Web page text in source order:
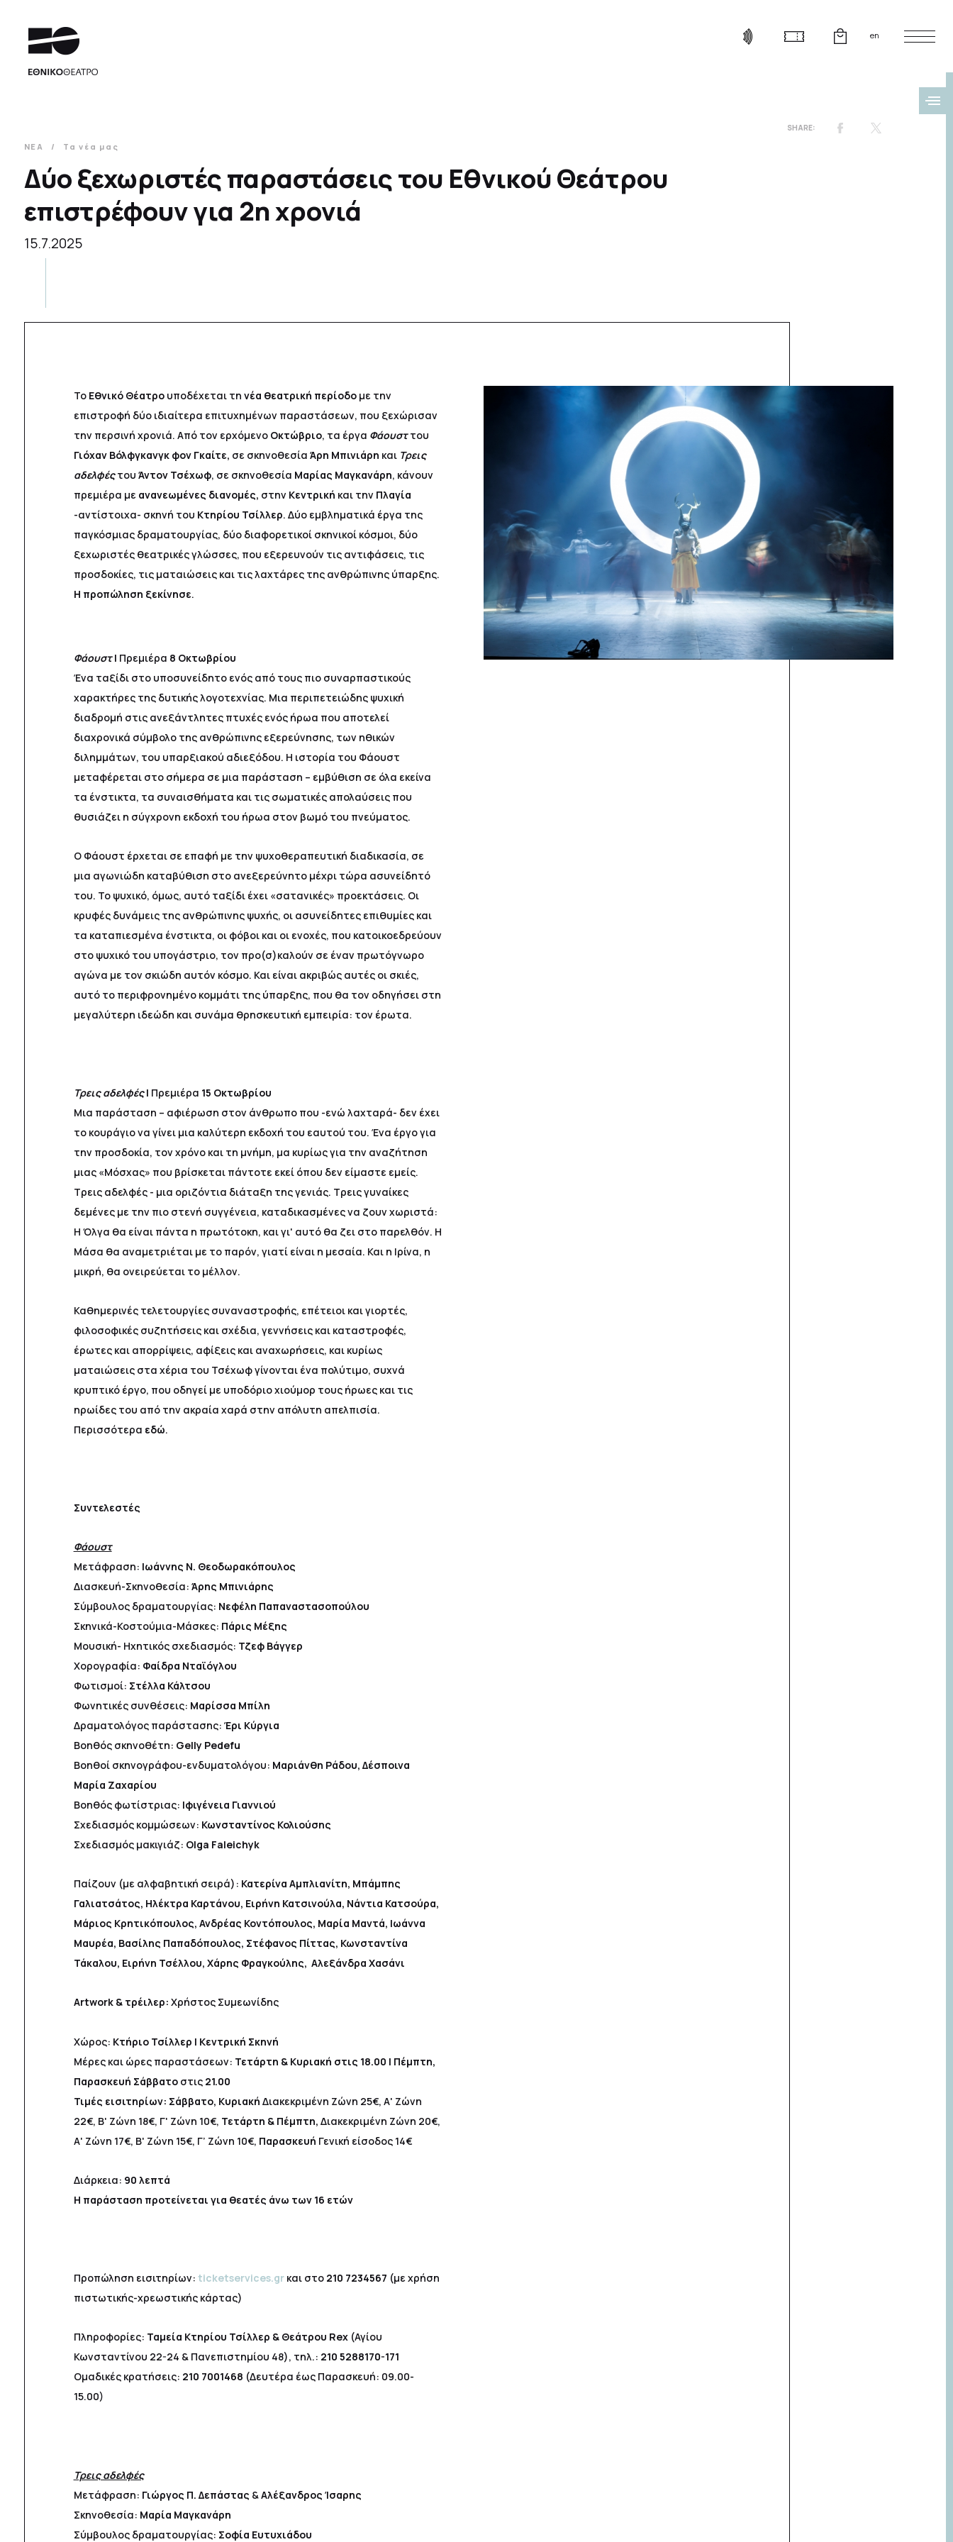
en
ΝΕΑ Τα νέα μας
Δύο ξεχωριστές παραστάσεις του Εθνικού Θεάτρου
επιστρέφουν για 2η χρονιά
15.7.2025
Το Εθνικό Θέατρουποδέχεται τη νέα θεατρική περίοδομε την
επιστροφή δύο ιδιαίτερα επιτυχημένων παραστάσεων, που ξεχώρισαν
την περσινή χρονιά. Από τον ερχόμενο Οκτώβριο, τα έργα Φάουσττου
Γιόχαν Βόλφγκανγκ φον Γκαίτε, σε σκηνοθεσία Άρη Μπινιάρη και Τρεις
αδελφέςτου Άντον Τσέχωφ, σε σκηνοθεσία Μαρίας Μαγκανάρη, κάνουν
πρεμιέρα με ανανεωμένες διανομές, στην Κεντρική και την Πλαγία
-αντίστοιχα- σκηνή του Κτηρίου Τσίλλερ. Δύο εμβληματικά έργα της
παγκόσμιας δραματουργίας, δύο διαφορετικοί σκηνικοί κόσμοι, δύο
ξεχωριστές θεατρικές γλώσσες, που εξερευνούν τις αντιφάσεις, τις
προσδοκίες, τις ματαιώσεις και τις λαχτάρες της ανθρώπινης ύπαρξης.
Η προπώληση ξεκίνησε.
Φάουστ| Πρεμιέρα 8 Οκτωβρίου
Ένα ταξίδι στο υποσυνείδητο ενός από τους πιο συναρπαστικούς
χαρακτήρες της δυτικής λογοτεχνίας. Μια περιπετειώδης ψυχική
διαδρομή στις ανεξάντλητες πτυχές ενός ήρωα που αποτελεί
διαχρονικά σύμβολο της ανθρώπινης εξερεύνησης, των ηθικών
διλημμάτων, του υπαρξιακού αδιεξόδου. Η ιστορία του Φάουστ
μεταφέρεται στο σήμερα σε μια παράσταση – εμβύθιση σε όλα εκείνα
τα ένστικτα, τα συναισθήματα και τις σωματικές απολαύσεις που
θυσιάζει η σύγχρονη εκδοχή του ήρωα στον βωμό του πνεύματος.
Ο Φάουστ έρχεται σε επαφή με την ψυχοθεραπευτική διαδικασία, σε
μια αγωνιώδη καταβύθιση στο ανεξερεύνητο μέχρι τώρα ασυνείδητό
του. Το ψυχικό, όμως, αυτό ταξίδι έχει «σατανικές» προεκτάσεις. Οι
κρυφές δυνάμεις της ανθρώπινης ψυχής, οι ασυνείδητες επιθυμίες και
τα καταπιεσμένα ένστικτα, οι φόβοι και οι ενοχές, που κατοικοεδρεύουν
στο ψυχικό του υπογάστριο, τον προ(σ)καλούν σε έναν πρωτόγνωρο
αγώνα με τον σκιώδη αυτόν κόσμο. Και είναι ακριβώς αυτές οι σκιές,
αυτό το περιφρονημένο κομμάτι της ύπαρξης, που θα τον οδηγήσει στη
μεγαλύτερη ιδεώδη και συνάμα θρησκευτική εμπειρία: τον έρωτα.
Τρεις αδελφές| Πρεμιέρα 15 Οκτωβρίου
Μια παράσταση – αφιέρωση στον άνθρωπο που -ενώ λαχταρά- δεν έχει
το κουράγιο να γίνει μια καλύτερη εκδοχή του εαυτού του. Ένα έργο για
την προσδοκία, τον χρόνο και τη μνήμη, μα κυρίως για την αναζήτηση
μιας «Μόσχας» που βρίσκεται πάντοτε εκεί όπου δεν είμαστε εμείς.
Τρεις αδελφές - μια οριζόντια διάταξη της γενιάς. Τρεις γυναίκες
δεμένες με την πιο στενή συγγένεια, καταδικασμένες να ζουν χωριστά:
Η Όλγα θα είναι πάντα η πρωτότοκη, και γι' αυτό θα ζει στο παρελθόν. Η
Μάσα θα αναμετριέται με το παρόν, γιατί είναι η μεσαία. Και η Ιρίνα, η
μικρή, θα ονειρεύεται το μέλλον.
Καθημερινές τελετουργίες συναναστροφής, επέτειοι και γιορτές,
φιλοσοφικές συζητήσεις και σχέδια, γεννήσεις και καταστροφές,
έρωτες και απορρίψεις, αφίξεις και αναχωρήσεις, και κυρίως
ματαιώσεις στα χέρια του Τσέχωφ γίνονται ένα πολύτιμο, συχνά
κρυπτικό έργο, που οδηγεί με υποδόριο χιούμορ τους ήρωες και τις
ηρωίδες του από την ακραία χαρά στην απόλυτη απελπισία.
Περισσότερα εδώ.
Συντελεστές
Φάουστ
Μετάφραση: Ιωάννης N. Θεοδωρακόπουλος
Διασκευή-Σκηνοθεσία: Άρης Μπινιάρης
Σύμβουλος δραματουργίας: Νεφέλη Παπαναστασοπούλου
Σκηνικά-Κοστούμια-Μάσκες: Πάρις Μέξης
Μουσική- Ηχητικός σχεδιασμός: Τζεφ Βάγγερ
Χορογραφία: Φαίδρα Νταϊόγλου
Φωτισμοί: Στέλλα Κάλτσου
Φωνητικές συνθέσεις: Μαρίσσα Μπίλη
Δραματολόγος παράστασης: Έρι Κύργια
Βοηθός σκηνοθέτη: Gelly Pedefu
Βοηθοί σκηνογράφου-ενδυματολόγου: Μαριάνθη Ράδου, Δέσποινα
Μαρία Ζαχαρίου
Βοηθός φωτίστριας: Ιφιγένεια Γιαννιού
Σχεδιασμός κομμώσεων: Κωνσταντίνος Κολιούσης
Σχεδιασμός μακιγιάζ: Olga Faleichyk
Παίζουν (με αλφαβητική σειρά): Κατερίνα Αμπλιανίτη, Μπάμπης
Γαλιατσάτος, Ηλέκτρα Καρτάνου, Ειρήνη Κατσινούλα, Νάντια Κατσούρα,
Μάριος Κρητικόπουλος, Ανδρέας Κοντόπουλος, Μαρία Μαντά, Ιωάννα
Μαυρέα, Βασίλης Παπαδόπουλος, Στέφανος Πίττας, Κωνσταντίνα
Τάκαλου, Ειρήνη Τσέλλου, Χάρης Φραγκούλης, Αλεξάνδρα Χασάνι
Artwork& τρέιλερ: Χρήστος Συμεωνίδης
Χώρος: Κτήριο Τσίλλερ | Κεντρική Σκηνή
Μέρες και ώρες παραστάσεων: Τετάρτη & Κυριακή στις 18.00 | Πέμπτη,
Παρασκευή Σάββατο στις21.00
Τιμές εισιτηρίων: Σάββατο, Κυριακή Διακεκριμένη Ζώνη 25€, Α' Ζώνη
22€, Β' Ζώνη 18€, Γ' Ζώνη 10€, Τετάρτη & Πέμπτη, Διακεκριμένη Ζώνη 20€,
Α' Ζώνη 17€, Β' Ζώνη 15€, Γ’ Ζώνη 10€, Παρασκευή Γενική είσοδος 14€
Διάρκεια: 90 λεπτά
Η παράσταση προτείνεται για θεατές άνω των 16 ετών
Προπώληση εισιτηρίων: ticketservices.grκαι στο 210 7234567 (με χρήση
πιστωτικής-χρεωστικής κάρτας)
Πληροφορίες: Ταμεία Κτηρίου Τσίλλερ & Θεάτρου Rex (Αγίου
Κωνσταντίνου 22-24 & Πανεπιστημίου 48), τηλ.: 210 5288170-171
Ομαδικές κρατήσεις: 210 7001468 (Δευτέρα έως Παρασκευή: 09.00-
15.00)
Τρεις αδελφές
Μετάφραση: Γιώργος Π. Δεπάστας &Αλέξανδρος Ίσαρης
Σκηνοθεσία: Μαρία Μαγκανάρη
Σύμβουλος δραματουργίας: Σοφία Ευτυχιάδου